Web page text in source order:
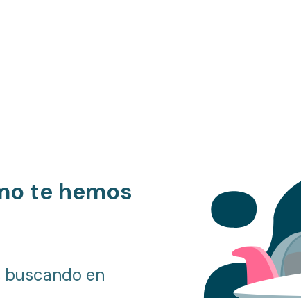
te hemos
en